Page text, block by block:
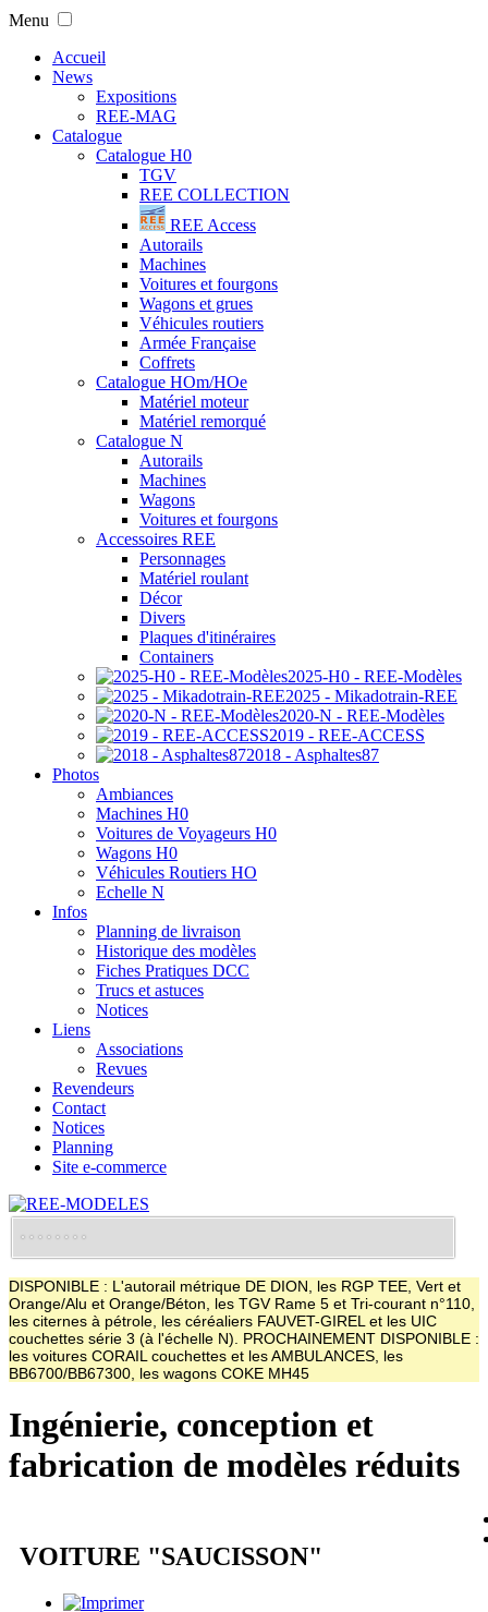
Menu
Accueil
News
Expositions
REE-MAG
Catalogue
Catalogue H0
TGV
REE COLLECTION
REE Access
Autorails
Machines
Voitures et fourgons
Wagons et grues
Véhicules routiers
Armée Française
Coffrets
Catalogue HOm/HOe
Matériel moteur
Matériel remorqué
Catalogue N
Autorails
Machines
Wagons
Voitures et fourgons
Accessoires REE
Personnages
Matériel roulant
Décor
Divers
Plaques d'itinéraires
Containers
2025-H0 - REE-Modèles
2025 - Mikadotrain-REE
2020-N - REE-Modèles
2019 - REE-ACCESS
2018 - Asphaltes87
Photos
Ambiances
Machines H0
Voitures de Voyageurs H0
Wagons H0
Véhicules Routiers HO
Echelle N
Infos
Planning de livraison
Historique des modèles
Fiches Pratiques DCC
Trucs et astuces
Notices
Liens
Associations
Revues
Revendeurs
Contact
Notices
Planning
Site e-commerce
DISPONIBLE : L'autorail métrique DE DION, les RGP TEE, Vert et
Orange/Alu et Orange/Béton, les TGV Rame 5 et Tri-courant n°110,
les citernes à pétrole, les céréaliers FAUVET-GIREL et les UIC
couchettes série 3 (à l'échelle N). PROCHAINEMENT DISPONIBLE :
les voitures CORAIL couchettes et les AMBULANCES, les
BB6700/BB67300, les wagons COKE MH45
Ingénierie, conception et
fabrication de modèles réduits
VOITURE "SAUCISSON"